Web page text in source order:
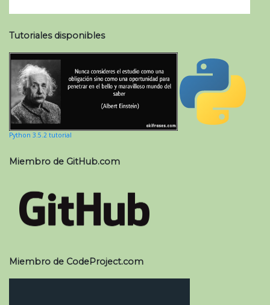
Tutoriales disponibles
Python 3.5.2 tutorial
Miembro de GitHub.com
Miembro de CodeProject.com